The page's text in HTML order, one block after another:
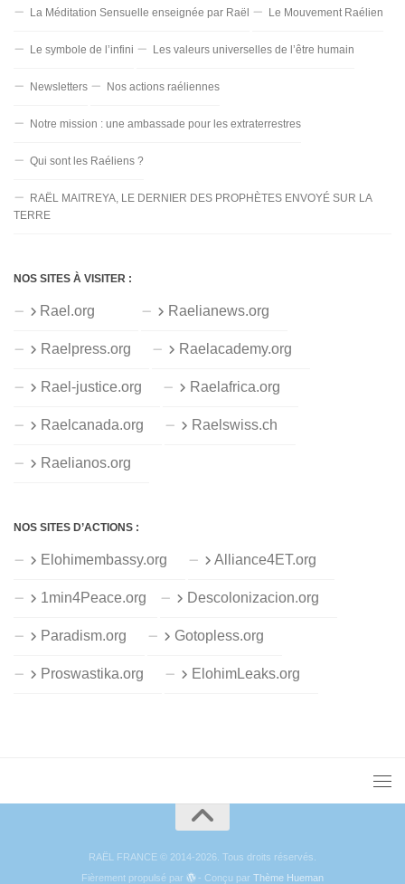
La Méditation Sensuelle enseignée par Raël Le Mouvement Raélien
Le symbole de l’infini Les valeurs universelles de l’être humain
Newsletters Nos actions raéliennes
Notre mission : une ambassade pour les extraterrestres
Qui sont les Raéliens ?
RAËL MAITREYA, LE DERNIER DES PROPHÈTES ENVOYÉ SUR LA
TERRE
NOS SITES À VISITER :
Rael.org Raelianews.org
Raelpress.org Raelacademy.org
Rael-justice.org Raelafrica.org
Raelcanada.org Raelswiss.ch
Raelianos.org
NOS SITES D’ACTIONS :
Elohimembassy.org Alliance4ET.org
1min4Peace.org Descolonizacion.org
Paradism.org Gotopless.org
Proswastika.org ElohimLeaks.org
RAËL FRANCE © 2014-2026. Tous droits réservés.
Fièrement propulsé par
- Conçu parThème Hueman